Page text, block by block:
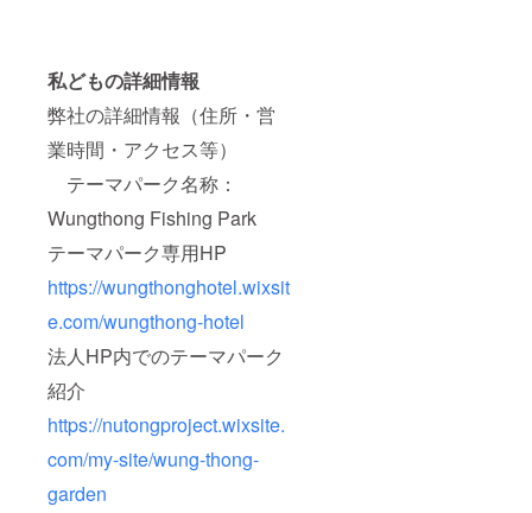
私どもの詳細情報
弊社の詳細情報（住所・営
業時間・アクセス等）
テーマパーク名称：
Wungthong Fishing Park
テーマパーク専用HP
https://wungthonghotel.wixsit
e.com/wungthong-hotel
法人HP内でのテーマパーク
紹介
https://nutongproject.wixsite.
com/my-site/wung-thong-
garden